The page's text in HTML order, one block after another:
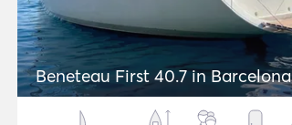
Beneteau First 40.7 in Barcelona